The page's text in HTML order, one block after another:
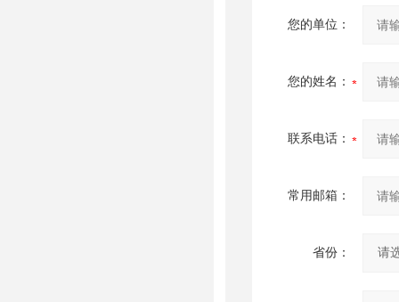
您的单位：
您的姓名：
联系电话：
常用邮箱：
省份：